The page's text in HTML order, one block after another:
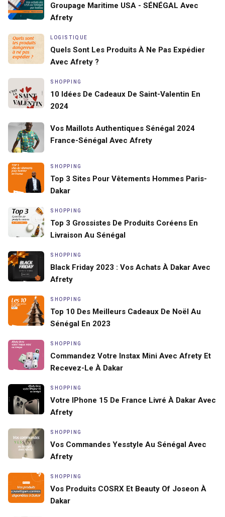
Groupage Maritime USA - SÉNÉGAL Avec
Afrety
LOGISTIQUE
Quels Sont Les Produits À Ne Pas Expédier
Avec Afrety ?
SHOPPING
10 Idées De Cadeaux De Saint-Valentin En
2024
Vos Maillots Authentiques Sénégal 2024
France-Sénégal Avec Afrety
SHOPPING
Top 3 Sites Pour Vêtements Hommes Paris-
Dakar
SHOPPING
Top 3 Grossistes De Produits Coréens En
Livraison Au Sénégal
SHOPPING
Black Friday 2023 : Vos Achats À Dakar Avec
Afrety
SHOPPING
Top 10 Des Meilleurs Cadeaux De Noël Au
Sénégal En 2023
SHOPPING
Commandez Votre Instax Mini Avec Afrety Et
Recevez-Le À Dakar
SHOPPING
Votre IPhone 15 De France Livré À Dakar Avec
Afrety
SHOPPING
Vos Commandes Yesstyle Au Sénégal Avec
Afrety
SHOPPING
Vos Produits COSRX Et Beauty Of Joseon À
Dakar